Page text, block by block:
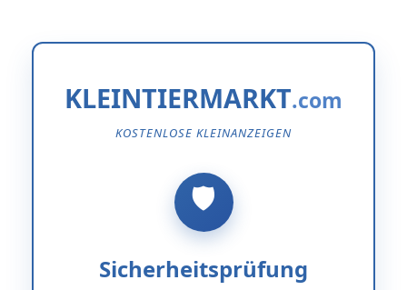
KLEINTIERMARKT
KOSTENLOSE KLEINANZEIGEN
Sicherheitsprüfung